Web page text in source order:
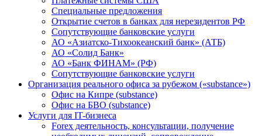
Специальные предложения
Открытие счетов в банках для нерезидентов РФ
Сопутствующие банковские услуги
АО «Азиатско-Тихоокеанский банк» (АТБ)
АО «Солид Банк»
АО «Банк ФИНАМ» (РФ)
Сопутствующие банковские услуги
Организация реального офиса за рубежом («substance»)
Офис на Кипре (substance)
Офис на БВО (substance)
Услуги для IT-бизнеса
Forex деятельность, консультации, получение